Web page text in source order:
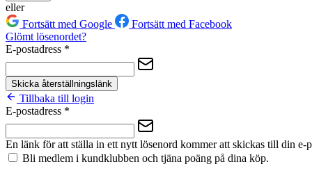
eller
Fortsätt med Google
Fortsätt med Facebook
Glömt lösenordet?
E-postadress *
Skicka återställningslänk
Tillbaka till login
E-postadress *
En länk för att ställa in ett nytt lösenord kommer att skickas till din e-
Bli medlem i kundklubben och tjäna poäng på dina köp.